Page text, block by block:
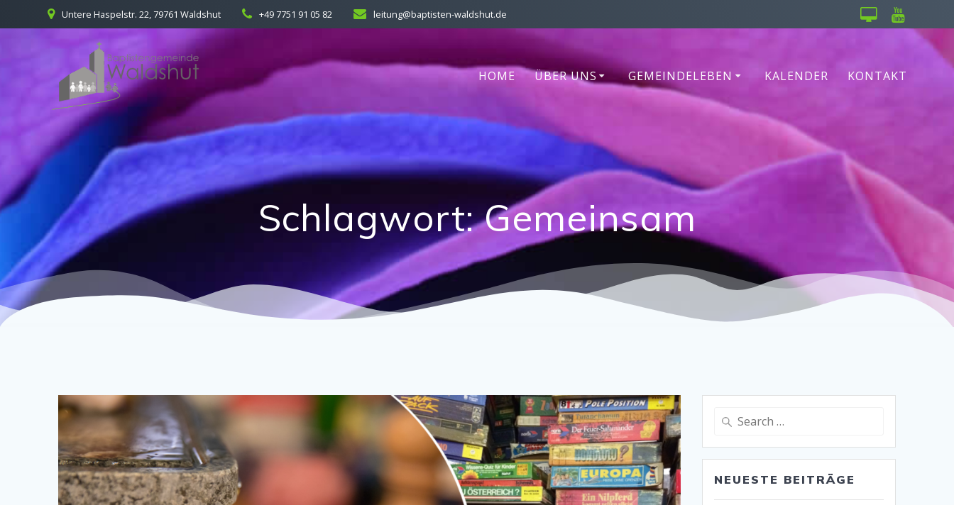
to
Untere Haspelstr. 22, 79761 Waldshut +49 7751 91 05 82 leitung@baptisten-waldshut.de
HOME ÜBER UNS GEMEINDELEBEN KALENDER KONTAKT
Schlagwort:Gemeinsam
Search
NEUESTE BEITRÄGE